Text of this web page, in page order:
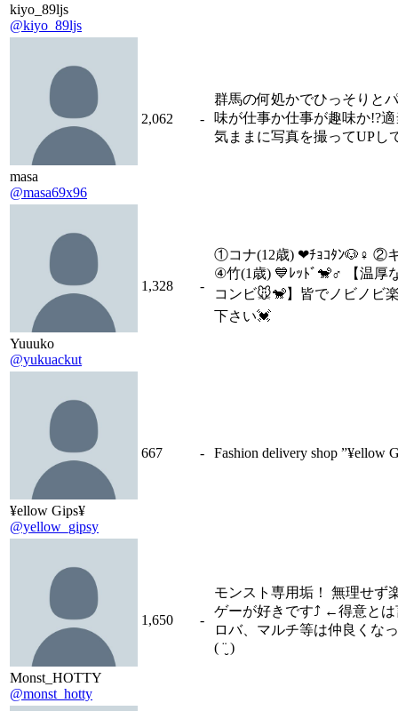
kiyo_89ljs
@kiyo_89ljs
masa
@masa69x96
2,062 -
群馬の何処かでひっそりと
味が仕事か仕事が趣味か!?
気ままに写真を撮ってUPし
Yuuuko
@yukuackut
1,328 -
①コナ(12歳) ❤ﾁｮｺﾀﾝ🐶♀ ②
④竹(1歳) 💙ﾚｯﾄﾞ🐒♂ 【温厚
コンビ🐭🐒】皆でノビノビ
下さい💓
¥ellow Gips¥
@yellow_gipsy
667 - Fashion delivery shop ”¥ellow
Monst_HOTTY
@monst_hotty
1,650 -
モンスト専用垢！ 無理せず
ゲーが好きです⤴︎ ←得意と
ロバ、マルチ等は仲良くな
( ¨̮ )